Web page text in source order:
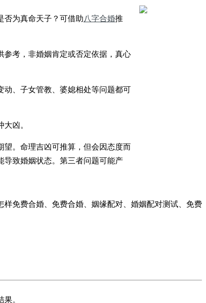
否为真命天子？可借助八字合婚推
参考，非婚姻肯定或否定依据，真心
动、子女管教、婆媳相处等问题都可
凶。
望。命理吉凶可推算，但会因态度而
导致婚姻状态。第三者问题可能产
免费合婚、免费合婚、姻缘配对、婚姻配对测试、免费
。